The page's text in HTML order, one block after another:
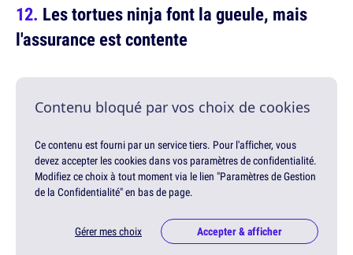
Les tortues ninja font la gueule, mais
l'assurance est contente
Contenu bloqué par vos choix de cookies
Ce contenu est fourni par un service tiers. Pour l'afficher, vous
devez accepter les cookies dans vos paramètres de confidentialité.
Modifiez ce choix à tout moment via le lien "Paramètres de Gestion
de la Confidentialité" en bas de page.
Gérer mes choix Accepter & afficher